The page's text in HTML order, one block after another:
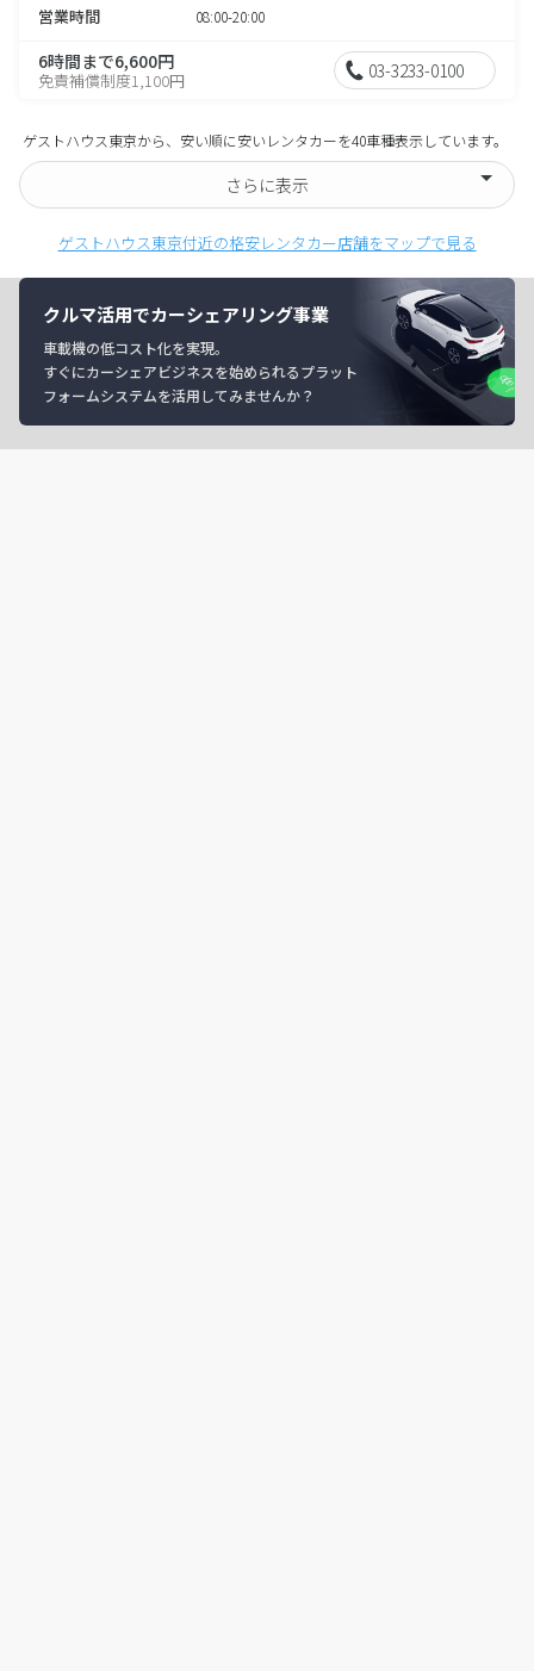
営業時間 08:00-20:00
6時間まで6,600円
免責補償制度1,100円 03-3233-0100
ゲストハウス東京から、安い順に安いレンタカーを40車種表示しています。
さらに表示
ゲストハウス東京付近の格安レンタカー店舗をマップで見る
クルマ活用でカーシェアリング事業
車載機の低コスト化を実現。
すぐにカーシェアビジネスを始められるプラット
フォームシステムを活用してみませんか？